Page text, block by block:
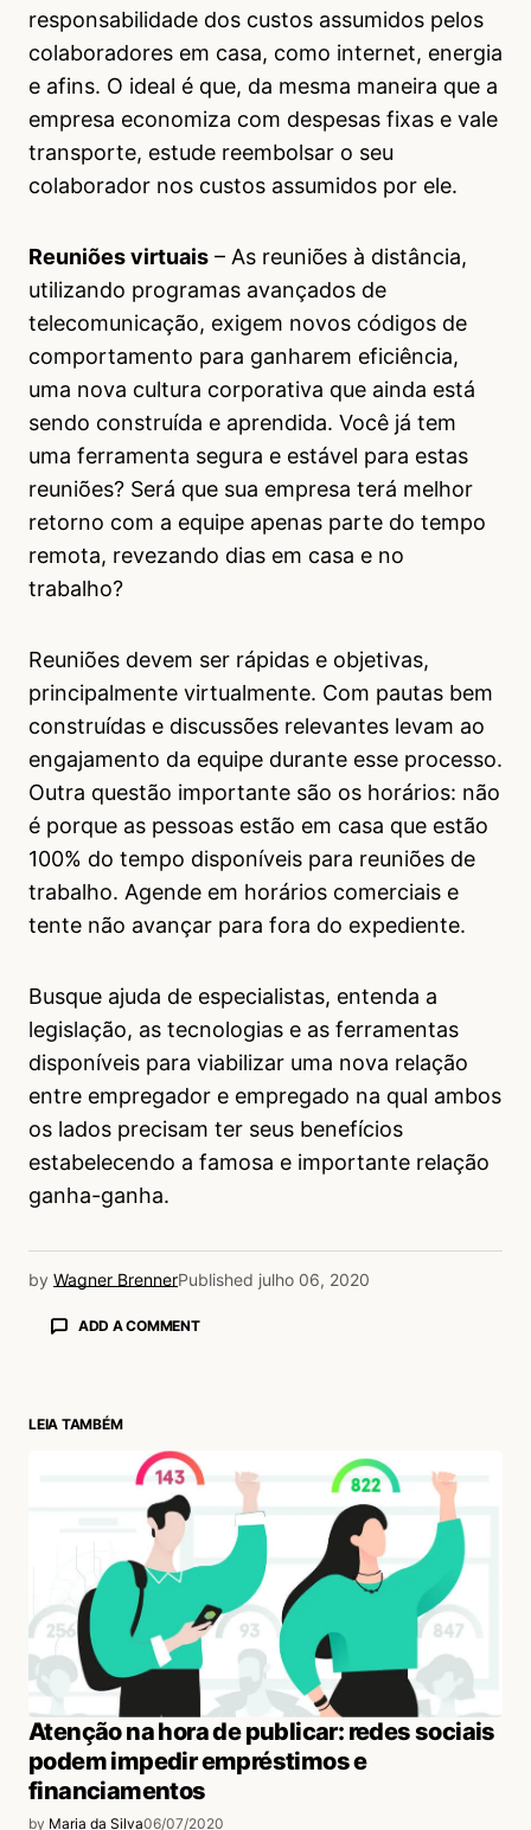
responsabilidade dos custos assumidos pelos
colaboradores em casa, como internet, energia
e afins. O ideal é que, da mesma maneira que a
empresa economiza com despesas fixas e vale
transporte, estude reembolsar o seu
colaborador nos custos assumidos por ele.
Reuniões virtuais – As reuniões à distância,
utilizando programas avançados de
telecomunicação, exigem novos códigos de
comportamento para ganharem eficiência,
uma nova cultura corporativa que ainda está
sendo construída e aprendida. Você já tem
uma ferramenta segura e estável para estas
reuniões? Será que sua empresa terá melhor
retorno com a equipe apenas parte do tempo
remota, revezando dias em casa e no
trabalho?
Reuniões devem ser rápidas e objetivas,
principalmente virtualmente. Com pautas bem
construídas e discussões relevantes levam ao
engajamento da equipe durante esse processo.
Outra questão importante são os horários: não
é porque as pessoas estão em casa que estão
100% do tempo disponíveis para reuniões de
trabalho. Agende em horários comerciais e
tente não avançar para fora do expediente.
Busque ajuda de especialistas, entenda a
legislação, as tecnologias e as ferramentas
disponíveis para viabilizar uma nova relação
entre empregador e empregado na qual ambos
os lados precisam ter seus benefícios
estabelecendo a famosa e importante relação
ganha-ganha.
by Wagner BrennerPublished julho 06, 2020
ADD A COMMENT
LEIA TAMBÉM
Atenção na hora de publicar: redes sociais
podem impedir empréstimos e
financiamentos
by Maria da Silva06/07/2020